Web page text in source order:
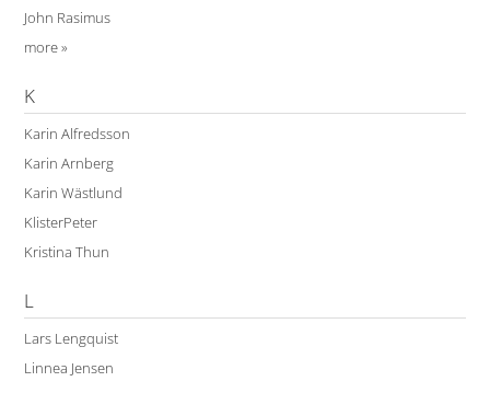
John Rasimus
more »
K
Karin Alfredsson
Karin Arnberg
Karin Wästlund
KlisterPeter
Kristina Thun
L
Lars Lengquist
Linnea Jensen